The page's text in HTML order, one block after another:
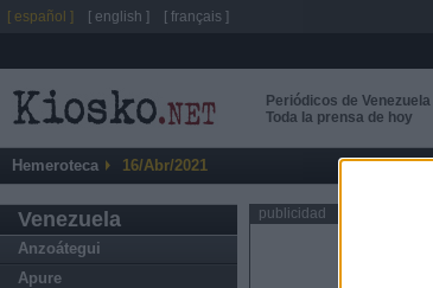
Periódicos de Venezuela
Toda la prensa de hoy
Hemeroteca 16/Abr/2021
Venezuela
Anzoátegui
Apure
publicidad
[ español ] [ english ] [ français ]